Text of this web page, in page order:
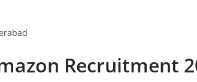
Recruitment